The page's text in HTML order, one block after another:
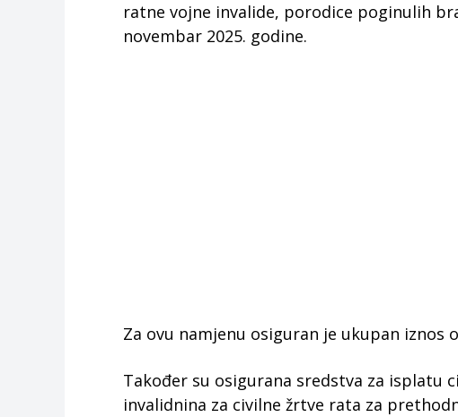
ratne vojne invalide, porodice poginulih
novembar 2025. godine.
Za ovu namjenu osiguran je ukupan iznos
Također su osigurana sredstva za isplatu
invalidnina za civilne žrtve rata za